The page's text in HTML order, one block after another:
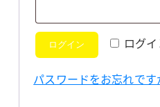
ログ
ログイン
パスワードをお忘れです